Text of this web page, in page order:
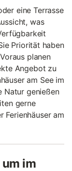
eine Terrasse
was
Priorität haben
planen
Angebot zu
am See im
Natur genießen
gerne
Ferienhäuser am
im